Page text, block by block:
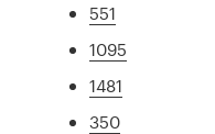
551
1095
1481
350